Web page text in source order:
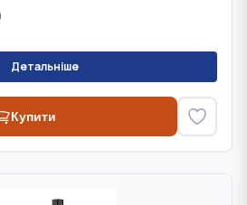
Детальніше
Купити